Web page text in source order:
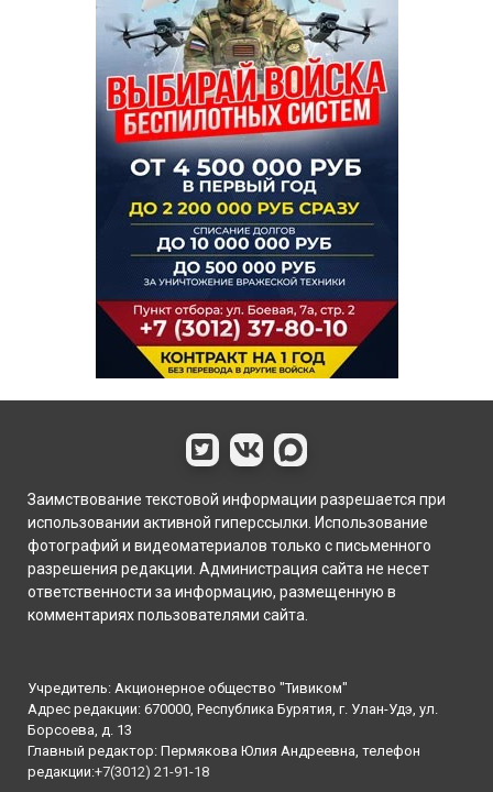
Заимствование текстовой информации разрешается при
использовании активной гиперссылки. Использование
фотографий и видеоматериалов только с письменного
разрешения редакции. Администрация сайта не несет
ответственности за информацию, размещенную в
комментариях пользователями сайта.
Учредитель: Акционерное общество "Тивиком"
Адрес редакции: 670000, Республика Бурятия, г. Улан-Удэ, ул.
Борсоева, д. 13
Главный редактор: Пермякова Юлия Андреевна, телефон
редакции:+7(3012) 21-91-18